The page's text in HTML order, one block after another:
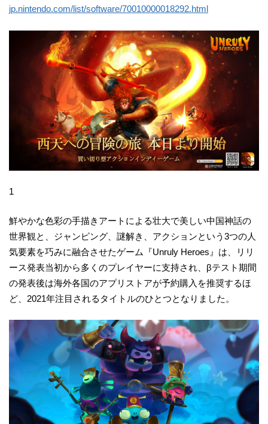
jp.nintendo.com/list/software/70010000018292.html
1
鮮やかな色彩の手描きアートによる壮大で美しい中国神話の
世界観と、ジャンピング、謎解き、アクションという3つの人
気要素を巧みに融合させたゲーム『Unruly Heroes』は、リリ
ース発表当初から多くのプレイヤーに支持され、βテスト期間
の発表後は海外各国のアプリストアが予約購入を推奨するほ
ど、2021年注目されるタイトルのひとつとなりました。